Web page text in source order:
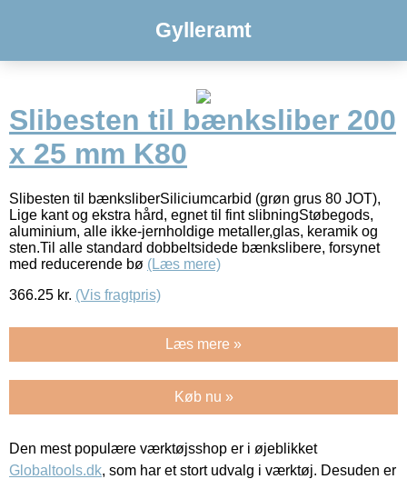
Gylleramt
Slibesten til bænksliber 200
x 25 mm K80
Slibesten til bænksliberSiliciumcarbid (grøn grus 80 JOT),
Lige kant og ekstra hård, egnet til fint slibningStøbegods,
aluminium, alle ikke-jernholdige metaller,glas, keramik og
sten.Til alle standard dobbeltsidede bænkslibere, forsynet
med reducerende bø (Læs mere)
366.25 kr. (Vis fragtpris)
Læs mere »
Køb nu »
Den mest populære værktøjsshop er i øjeblikket
Globaltools.dk, som har et stort udvalg i værktøj. Desuden er